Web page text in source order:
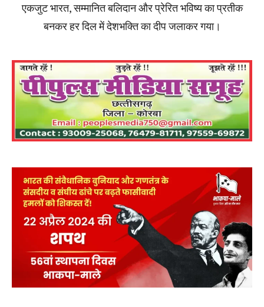
एकजुट भारत, सम्मानित बलिदान और प्रेरित भविष्य का प्रतीक
बनकर हर दिल में देशभक्ति का दीप जलाकर गया।